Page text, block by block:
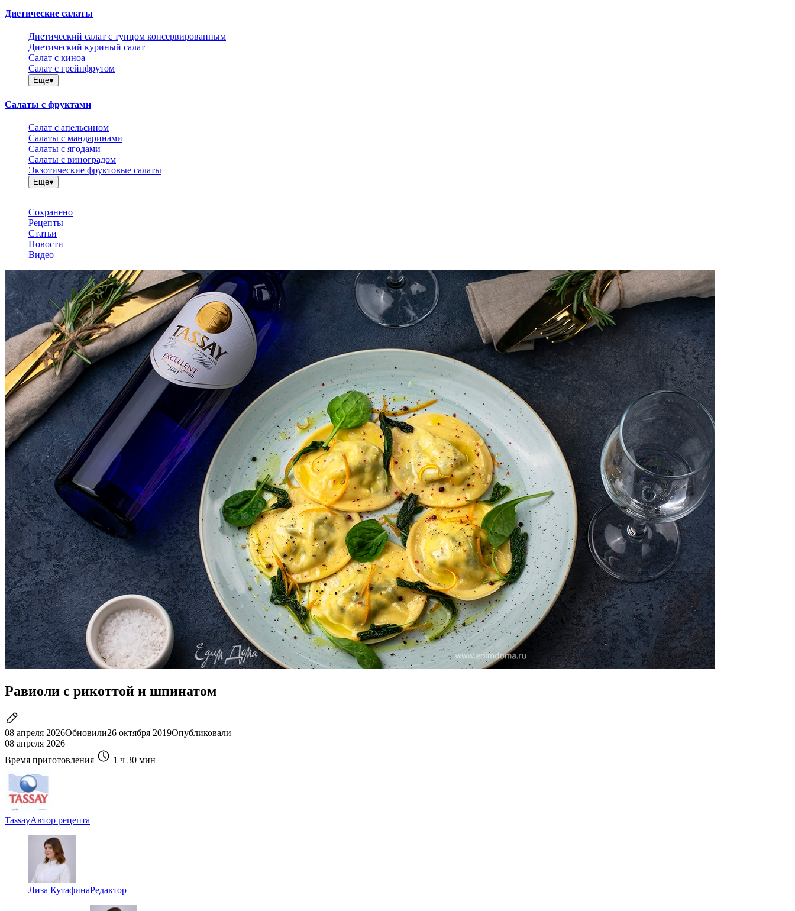
Диетические салаты
Диетический салат с тунцом консервированным
Диетический куриный салат
Салат с киноа
Салат с грейпфрутом
Еще
Салаты с фруктами
Салат с апельсином
Салаты с мандаринами
Салаты с ягодами
Салаты с виноградом
Экзотические фруктовые салаты
Еще
Сохранено
Рецепты
Статьи
Новости
Видео
Равиоли с рикоттой и шпинатом
08 апреля 2026Обновили26 октября 2019Опубликовали
08 апреля 2026
Время приготовления
1 ч 30 мин
TassayАвтор рецепта
Лиза КутафинаРедактор